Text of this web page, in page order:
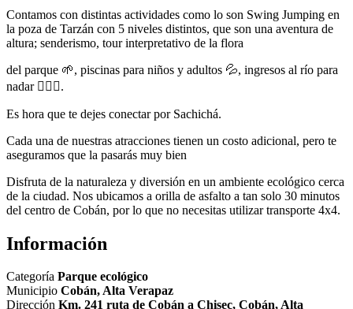
Contamos con distintas actividades como lo son Swing Jumping en
la poza de Tarzán con 5 niveles distintos, que son una aventura de
altura; senderismo, tour interpretativo de la flora
del parque 🌱, piscinas para niños y adultos 💦, ingresos al río para
nadar 🏊🏻‍♂️.
Es hora que te dejes conectar por Sachichá.
Cada una de nuestras atracciones tienen un costo adicional, pero te
aseguramos que la pasarás muy bien
Disfruta de la naturaleza y diversión en un ambiente ecológico cerca
de la ciudad. Nos ubicamos a orilla de asfalto a tan solo 30 minutos
del centro de Cobán, por lo que no necesitas utilizar transporte 4x4.
Información
Categoría Parque ecológico
Municipio Cobán, Alta Verapaz
Dirección Km. 241 ruta de Cobán a Chisec, Cobán, Alta